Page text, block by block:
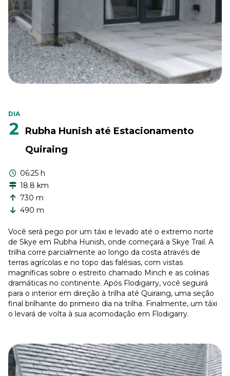
DIA
2
Rubha Hunish até Estacionamento
Quiraing
06:25 h
18.8 km
730 m
490 m
Você será pego por um táxi e levado até o extremo norte
de Skye em Rubha Hunish, onde começará a Skye Trail. A
trilha corre parcialmente ao longo da costa através de
terras agrícolas e no topo das falésias, com vistas
magníficas sobre o estreito chamado Minch e as colinas
dramáticas no continente. Após Flodigarry, você seguirá
para o interior em direção à trilha até Quiraing, uma seção
final brilhante do primeiro dia na trilha. Finalmente, um táxi
o levará de volta à sua acomodação em Flodigarry.